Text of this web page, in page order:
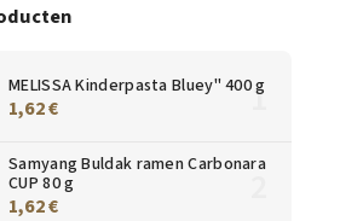
MELISSA Kinderpasta Bluey" 400 g
1,62 €
Samyang Buldak ramen Carbonara
CUP 80 g
1,62 €